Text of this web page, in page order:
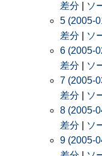
差分
ソ
5 (2005-
差分
ソ
6 (2005-
差分
ソ
7 (2005-
差分
ソ
8 (2005-
差分
ソ
9 (2005-